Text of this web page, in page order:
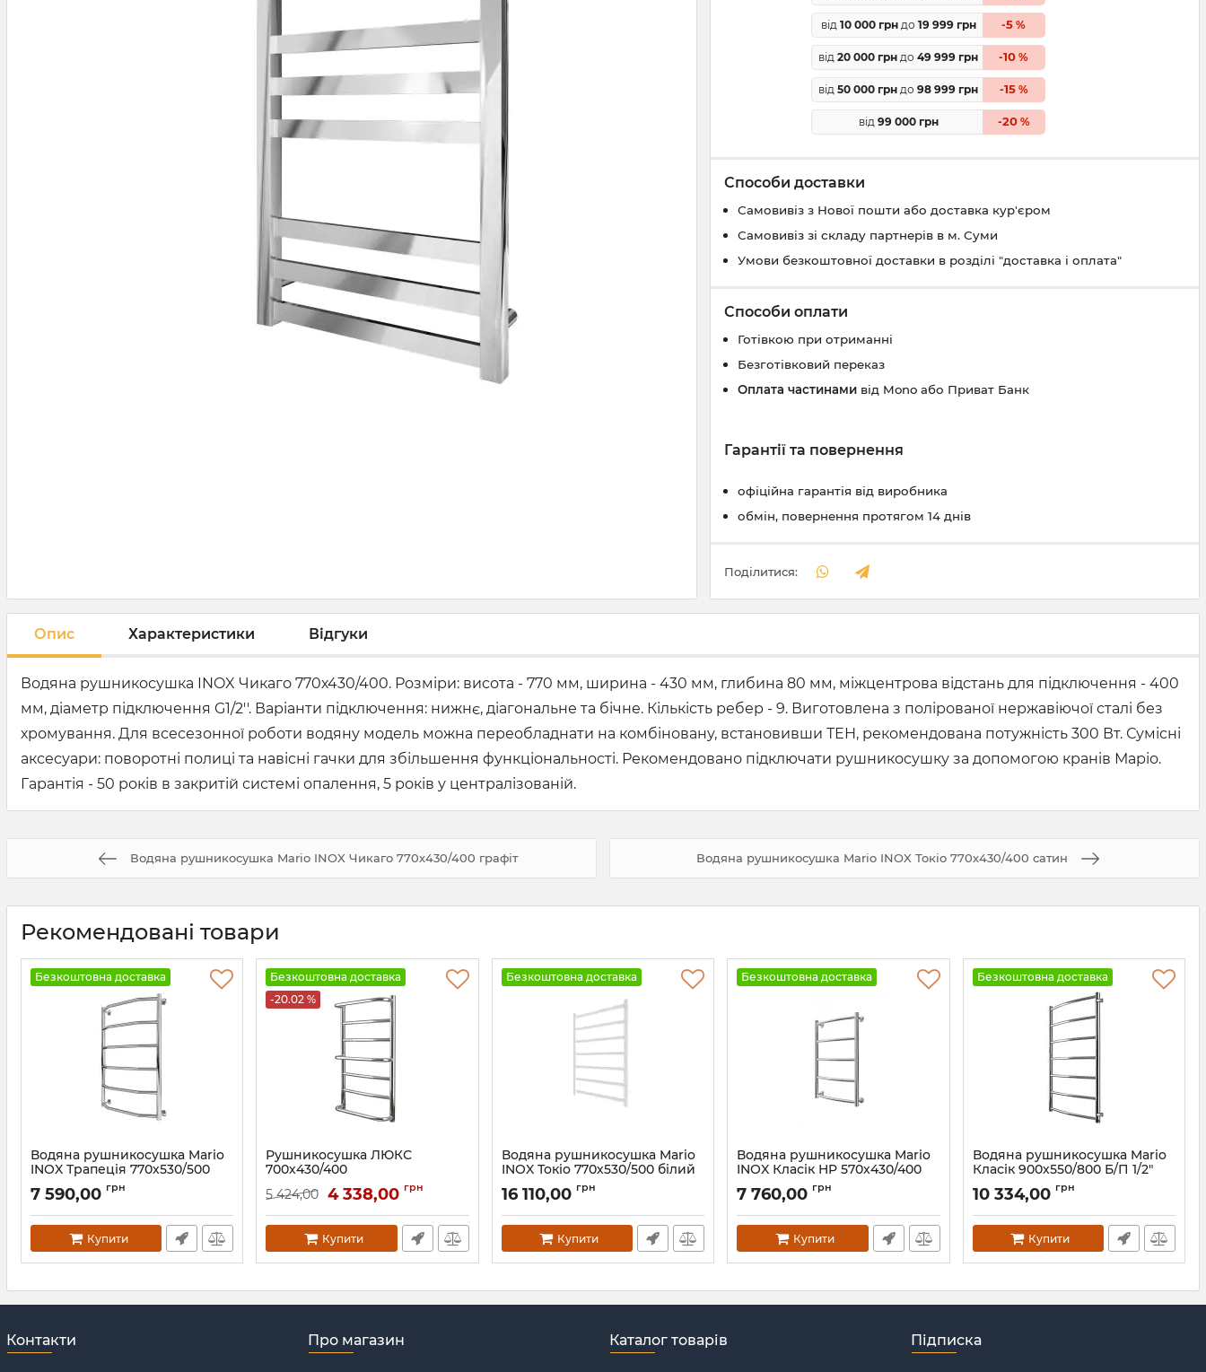
від 10 000 грндо 19 999 грн -5 %
від 20 000 грн до 49 999 грн -10 %
від 50 000 грн до 98 999 грн -15%
від 99 000 грн -20%
Способи доставки
Самовивіз з Нової пошти або доставка кур'єром
Самовивіз зі складу партнерів в м. Суми
Умови безкоштовної доставки в розділі "доставка і оплата"
Способи оплати
Готівкою при отриманні
Безготівковий переказ
Оплата частинами від Mono або Приват Банк
Гарантії та повернення
офіційна гарантія від виробника
обмін, повернення протягом 14 днів
Поділитися:
Опис Характеристики Відгуки
Водяна рушникосушка INOX Чикаго 770х430/400. Розміри: висота - 770 мм, ширина - 430 мм, глибина 80 мм, міжцентрова відстань для підключення - 400
мм, діаметр підключення G1/2''. Варіанти підключення: нижнє, діагональне та бічне. Кількість ребер - 9. Виготовлена з полірованої нержавіючої сталі без
хромування. Для всесезонної роботи водяну модель можна переобладнати на комбіновану, встановивши ТЕН, рекомендована потужність 300 Вт. Сумісні
аксесуари: поворотні полиці та навісні гачки для збільшення функціональності. Рекомендовано підключати рушникосушку за допомогою кранів Маріо.
Гарантія - 50 років в закритій системі опалення, 5 років у централізованій.
Водяна рушникосушка Mario INOX Чикаго 770х430/400 графіт Водяна рушникосушка Mario INOX Токіо 770х430/400 сатин
Рекомендовані товари
Безкоштовна доставка
Водяна рушникосушка Mario
INOX Трапеція 770х530/500
білий глянець
Артикул:1.8.044619.P-WG
7 590,00 грн
Купити
Безкоштовна доставка
-20.02 %
Рушникосушка ЛЮКС
700х430/400
Артикул:1.1.0302.01.P
5 424,00 4 338,00 грн
Купити
Безкоштовна доставка
Водяна рушникосушка Mario
INOX Токіо 770х530/500 білий
Артикул:1.7.044615.P-WM
16 110,00 грн
Купити
Безкоштовна доставка
Водяна рушникосушка Mario
INOX Класік HP 570х430/400
золото лайт сатин
Артикул:1.8.044569.P-GLS
7 760,00 грн
Купити
Безкоштовна доставка
Водяна рушникосушка Mario
Класік 900х550/800 Б/П 1/2"
Артикул:1.1.2210.02.P-ST
10 334,00 грн
Купити
Контакти Про магазин Каталог товарів Підписка